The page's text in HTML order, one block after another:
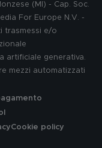
(MI) - Cap. Soc.
For Europe N.V. -
trasmessi e/o
artificiale generativa.
mezzi automatizzati
Cookie policy